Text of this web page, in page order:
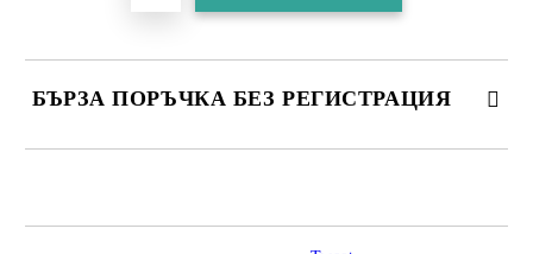
БЪРЗА ПОРЪЧКА БЕЗ РЕГИСТРАЦИЯ